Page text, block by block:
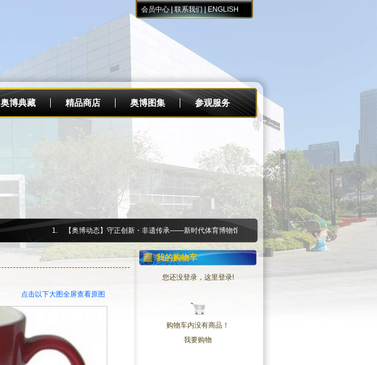
会员中心|联系我们|ENGLISH
奥博典藏 精品商店 奥博图集 参观服务
1. 【奥博动态】守正创新・非遗传承——新时代体育博物馆建设与高质量发展研讨会在我馆成功举行
点击以下大图全屏查看原图
我的购物车
您还没登录， 这里登录!
购物车内没有商品！
我要购物